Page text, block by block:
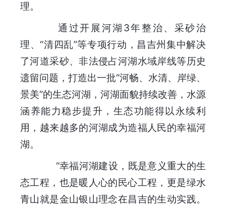
理。
通过开展河湖3年整治、采砂治
理、“清四乱”等专项行动，昌吉州集中解决
了河道采砂、非法侵占河湖水域岸线等历史
遗留问题，打造出一批“河畅、水清、岸绿、
景美”的生态河湖，河湖面貌持续改善，水源
涵养能力稳步提升，生态功能得以永续利
用，越来越多的河湖成为造福人民的幸福河
湖。
“幸福河湖建设，既是意义重大的生
态工程，也是暖人心的民心工程，更是绿水
青山就是金山银山理念在昌吉的生动实践。